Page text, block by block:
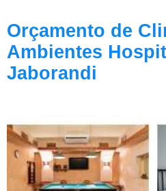
Orçamento de
Ambientes
Jaborandi